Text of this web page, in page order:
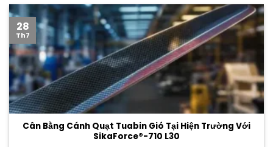
Cân Bằng Cánh Quạt Tuabin Gió Tại Hiện Trường Với
SikaForce®-710 L30
28
Th7